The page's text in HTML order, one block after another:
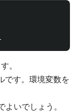
。
です。環境変数を
いでしょう。